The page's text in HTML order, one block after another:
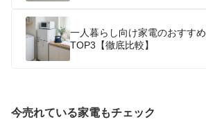
一人暮らし向け家電のおすす
TOP3【徹底比較】
今売れている家電もチェック